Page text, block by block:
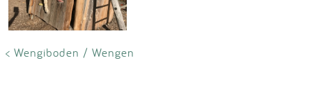
< Wengiboden / Wengen